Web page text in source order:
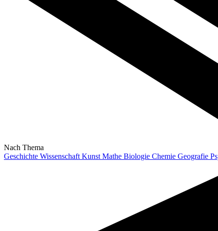
Nach Thema
Geschichte Wissenschaft Kunst Mathe Biologie Chemie Geografie